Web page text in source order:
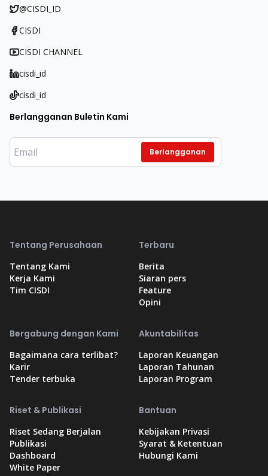
@CISDI_ID
CISDI
CISDI CHANNEL
cisdi_id
cisdi_id
Berlangganan Buletin Kami
Berlangganan
Tentang Perusahaan
Tentang Kami
Kerja Kami
Tim CISDI
Terbaru
Berita
Siaran pers
Feature
Opini
Bergabung dengan Kami
Bagaimana cara terlibat?
Karir
Tender terbuka
Akuntabilitas
Laporan Keuangan
Laporan Tahunan
Laporan Program
Riset & Publikasi
Riset Sedang Berjalan
Publikasi
Dashboard
White Paper
Bantuan
Kebijakan Privasi
Syarat & Ketentuan
Hubungi Kami